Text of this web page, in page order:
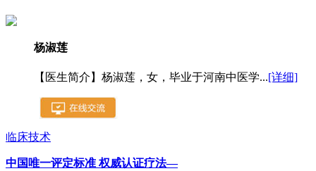
杨淑莲
【医生简介】杨淑莲，女，毕业于河南中医学...[详细]
临床技术
中国唯一评定标准 权威认证疗法—